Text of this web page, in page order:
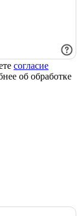
согласие
об обработке